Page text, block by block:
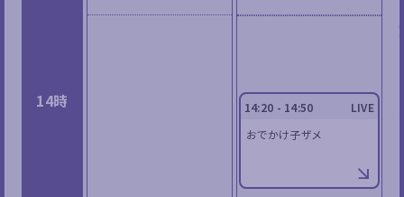
14時 14:20 - 14:50
LIVE
おでかけ子ザメ